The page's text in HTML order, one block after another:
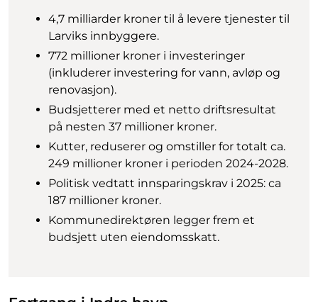
4,7 milliarder kroner til å levere tjenester til
Larviks innbyggere.
772 millioner kroner i investeringer
(inkluderer investering for vann, avløp og
renovasjon).
Budsjetterer med et netto driftsresultat
på nesten 37 millioner kroner.
Kutter, reduserer og omstiller for totalt ca.
249 millioner kroner i perioden 2024-2028.
Politisk vedtatt innsparingskrav i 2025: ca
187 millioner kroner.
Kommunedirektøren legger frem et
budsjett uten eiendomsskatt.